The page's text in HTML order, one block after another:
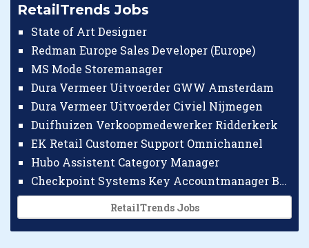
RetailTrends Jobs
State of Art Designer
Redman Europe Sales Developer (Europe)
MS Mode Storemanager
Dura Vermeer Uitvoerder GWW Amsterdam
Dura Vermeer Uitvoerder Civiel Nijmegen
Duifhuizen Verkoopmedewerker Ridderkerk
EK Retail Customer Support Omnichannel
Hubo Assistent Category Manager
Checkpoint Systems Key Accountmanager Benelux
RetailTrends Jobs